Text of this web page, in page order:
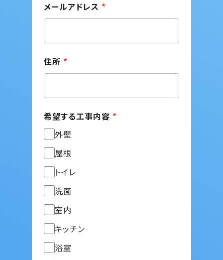
メールアドレス *
住所 *
希望する工事内容 *
外壁
屋根
トイレ
洗面
室内
キッチン
浴室